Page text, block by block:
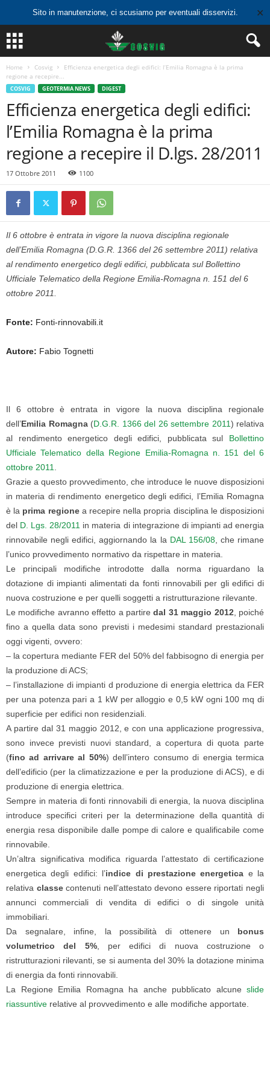
Sito in manutenzione, ci scusiamo per eventuali disservizi. ✕
Home Cosvig
Efficienza energetica degli edifici: l’Emilia Romagna è la prima
regione a recepire...
COSVIG GEOTERMIA NEWS DIGEST
Efficienza energetica degli edifici:
l’Emilia Romagna è la prima
regione a recepire il D.lgs. 28/2011
17 Ottobre 2011 1100
Il 6 ottobre è entrata in vigore la nuova disciplina regionale
dell’Emilia Romagna (D.G.R. 1366 del 26 settembre 2011) relativa
al rendimento energetico degli edifici, pubblicata sul Bollettino
Ufficiale Telematico della Regione Emilia-Romagna n. 151 del 6
ottobre 2011.
Fonte: Fonti-rinnovabili.it
Autore: Fabio Tognetti
Il 6 ottobre è entrata in vigore la nuova disciplina regionale
dell’Emilia Romagna(D.G.R. 1366 del 26 settembre 2011) relativa
al rendimento energetico degli edifici, pubblicata sul Bollettino
Ufficiale Telematico della Regione Emilia-Romagna n. 151 del 6
ottobre 2011
Grazie a questo provvedimento, che introduce le nuove disposizioni
in materia di rendimento energetico degli edifici, l’Emilia Romagna
è la prima regione a recepire nella propria disciplina le disposizioni
del D. Lgs. 28/2011 in materia di integrazione di impianti ad energia
rinnovabile negli edifici, aggiornando la la DAL 156/08, che rimane
l’unico provvedimento normativo da rispettare in materia.
Le principali modifiche introdotte dalla norma riguardano la
dotazione di impianti alimentati da fonti rinnovabili per gli edifici di
nuova costruzione e per quelli soggetti a ristrutturazione rilevante.
Le modifiche avranno effetto a partiredal 31 maggio 2012, poiché
fino a quella data sono previsti i medesimi standard prestazionali
oggi vigenti, ovvero:
– la copertura mediante FER del 50% del fabbisogno di energia per
la produzione di ACS;
– l’installazione di impianti d produzione di energia elettrica da FER
per una potenza pari a 1 kW per alloggio e 0,5 kW ogni 100 mq di
superficie per edifici non residenziali.
A partire dal 31 maggio 2012, e con una applicazione progressiva,
sono invece previsti nuovi standard, a copertura di quota parte
(fino ad arrivare al 50%) dell’intero consumo di energia termica
dell’edificio (per la climatizzazione e per la produzione di ACS), e di
produzione di energia elettrica.
Sempre in materia di fonti rinnovabili di energia, la nuova disciplina
introduce specifici criteri per la determinazione della quantità di
energia resa disponibile dalle pompe di calore e qualificabile come
rinnovabile.
Un’altra significativa modifica riguarda l’attestato di certificazione
energetica degli edifici: l’indice di prestazione energetica e la
relativa classecontenuti nell’attestato devono essere riportati negli
annunci commerciali di vendita di edifici o di singole unità
immobiliari.
Da segnalare, infine, la possibilità di ottenere un bonus
volumetrico del 5%, per edifici di nuova costruzione o
ristrutturazioni rilevanti, se si aumenta del 30% la dotazione minima
di energia da fonti rinnovabili.
La Regione Emilia Romagna ha anche pubblicato alcune slide
riassuntive relative al provvedimento e alle modifiche apportate.